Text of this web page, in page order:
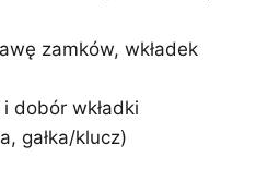
zamków, wkładek
dobór wkładki
gałka/klucz)